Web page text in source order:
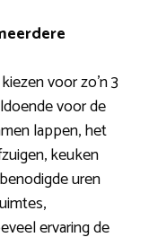
voor zo’n 3
voor de
lappen, het
keuken
uren
ervaring de